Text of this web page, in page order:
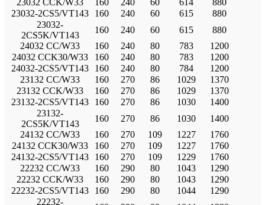
23032 CCK/W33
160 240 60 614
880
23032-2CS5/VT143
160 240 60 615
880
23032-
2CS5K/VT143
160 240 60 615
880
24032 CC/W33
160 240 80 783
1200
24032 CCK30/W33
160 240 80 783
1200
24032-2CS5/VT143
160 240 80 784
1200
23132 CC/W33
160 270 86 1029
1370
23132 CCK/W33
160 270 86 1029
1370
23132-2CS5/VT143
160 270 86 1030
1400
23132-
2CS5K/VT143
160 270 86 1030
1400
24132 CC/W33
160 270 109 1227
1760
24132 CCK30/W33
160 270 109 1227
1760
24132-2CS5/VT143
160 270 109 1229
1760
22232 CC/W33
160 290 80 1043
1290
22232 CCK/W33
160 290 80 1043
1290
22232-2CS5/VT143
160 290 80 1044
1290
22232-